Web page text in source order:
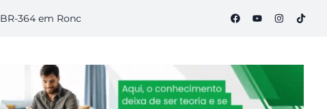
em Rondônia Semana S do Comércio começa hoje em